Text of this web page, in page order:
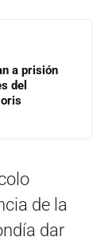
a prisión
del
de la
dar